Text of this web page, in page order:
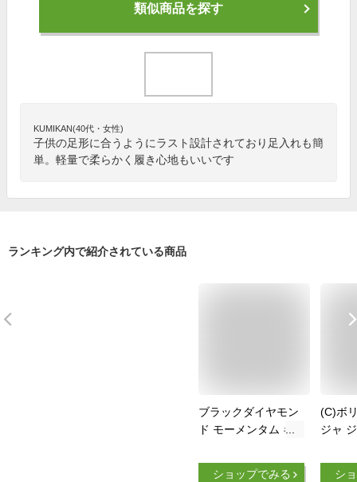
類似商品を探す
KUMIKAN(40代・女性)
子供の足形に合うようにラスト設計されており足入れも簡
単。軽量で柔らかく履き心地もいいです
ランキング内で紹介されている商品
ブラックダイヤモン
ド モーメンタム キ
ズ/子供用 クライミ
ショップでみる
(C)ボ
ジャ
用) 【
シ